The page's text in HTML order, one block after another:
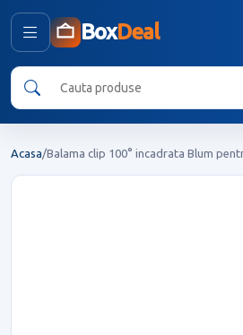
BoxDeal
Acasa/Balama clip 100° incadrata Blum